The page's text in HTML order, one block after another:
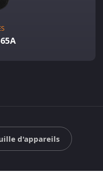
d'appareils